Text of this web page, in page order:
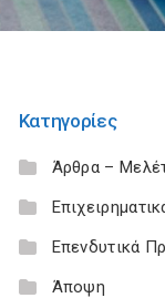
Κατηγορίες
Άρθρα –
Επενδυτικά
Άποψη